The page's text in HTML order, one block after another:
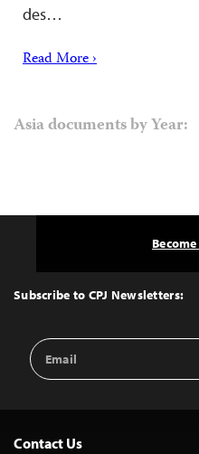
des…
Read More ›
Asia documents by Year:
Top
Subscribe to CPJ Newsletters:
Email
Address
Contact Us